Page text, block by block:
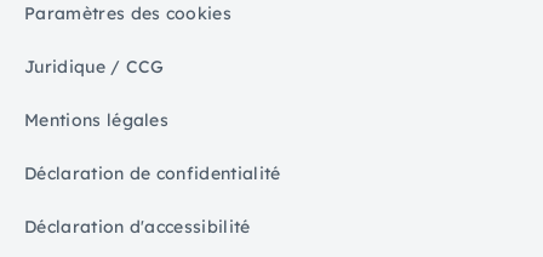
Paramètres des cookies
Juridique / CCG
Mentions légales
Déclaration de confidentialité
Déclaration d'accessibilité